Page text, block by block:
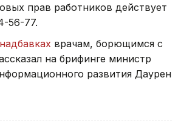
прав работников действует
56-77.
надбавках врачам, борющимся с
на брифинге министр
развития Даурен